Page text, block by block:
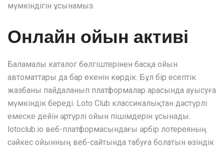
мүмкіндігін ұсынамыз.
Онлайн ойын активі
Баламалы каталог бөлгіштерінен басқа ойын
автоматтары да бар екенін көрдік. Бұл бір есептік
жазбаны пайдаланып платформалар арасында ауысуға
мүмкіндік береді. Loto Club классикалықтан дәстүрлі
емеске дейін әртүрлі ойын пішімдерін ұсынады.
lotoclub.io веб-платформасындағы әрбір лотереяның
сәйкес ойынның веб-сайтында табуға болатын өзіндік